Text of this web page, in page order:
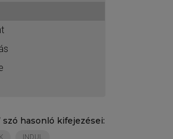
szó hasonló kifejezései:
INDUL